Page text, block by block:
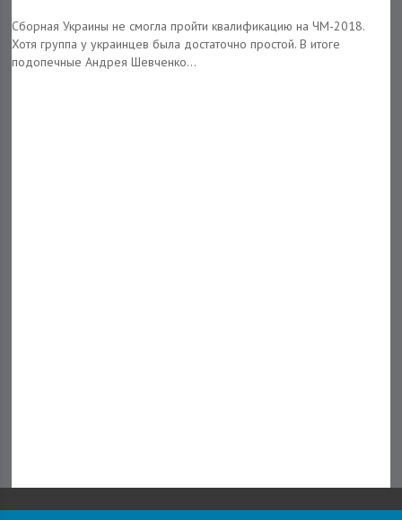
Сборная Украины не смогла пройти квалификацию на ЧМ-2018.
Хотя группа у украинцев была достаточно простой. В итоге
подопечные Андрея Шевченко...